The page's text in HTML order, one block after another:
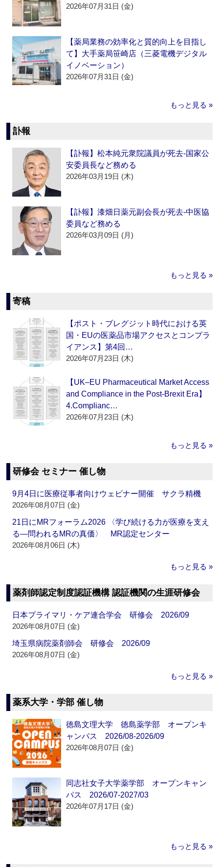
2026年07月31日 (金)
【薬局業務の効率化と質的向上を目指し
て】大手薬局笹崎店（三菱電機デジタル
イノベーション）
2026年07月31日 (金)
もっと見る »
訃報
【訃報】松本純元衆院議員が死去‐国家公
安委員長など務める
2026年03月19日 (木)
【訃報】漆畑日薬元副会長が死去‐中医協
委員など務める
2026年03月09日 (月)
もっと見る »
寄稿
【ポスト・ブレグジット時代における英
国・EUの医薬品市場アクセスとコンプラ
イアンス】第4回…
2026年07月23日 (木)
【UK–EU Pharmaceutical Market Access
and Compliance in the Post-Brexit Era】
4.Complianc…
2026年07月23日 (木)
もっと見る »
研修会 セミナー 催し物
9月4日に医療従事者向けウェビナー開催 サクラ精機
2026年08月07日 (金)
21日にMRフォーラム2026 〈学び続ける力が医療を支え
る―問われるMRの真価〉 MR認定センター
2026年08月06日 (木)
もっと見る »
薬剤師認定制度認証機構 認証機関の生涯研修会
日本プライマリ・ケア連合学会 研修会 2026/09
2026年08月07日 (金)
埼玉県病院薬剤師会 研修会 2026/09
2026年08月07日 (金)
もっと見る »
薬系大学・学部 催し物
徳島文理大学 徳島薬学部 オープンキ
ャンパス 2026/08-2026/09
2026年08月07日 (金)
同志社女子大学薬学部 オープンキャン
パス 2026/07-2027/03
2026年07月17日 (金)
もっと見る »